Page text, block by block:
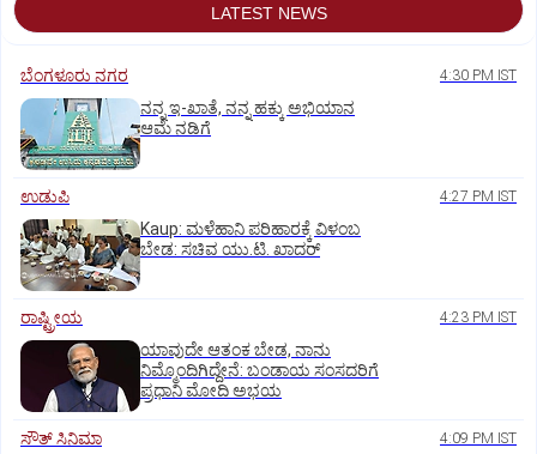
LATEST NEWS
ಬೆಂಗಳೂರು ನಗರ 4:30 PM IST
ನನ್ನ ಇ-ಖಾತೆ, ನನ್ನ ಹಕ್ಕು ಅಭಿಯಾನ
ಆಮೆ ನಡಿಗೆ
ಉಡುಪಿ 4:27 PM IST
Kaup: ಮಳೆಹಾನಿ ಪರಿಹಾರಕ್ಕೆ ವಿಳಂಬ
ಬೇಡ: ಸಚಿವ ಯು.ಟಿ. ಖಾದರ್
ರಾಷ್ಟ್ರೀಯ 4:23 PM IST
ಯಾವುದೇ ಆತಂಕ ಬೇಡ, ನಾನು
ನಿಮ್ಮೊಂದಿಗಿದ್ದೇನೆ: ಬಂಡಾಯ ಸಂಸದರಿಗೆ
ಪ್ರಧಾನಿ ಮೋದಿ ಅಭಯ
ಸೌತ್‌ ಸಿನಿಮಾ 4:09 PM IST